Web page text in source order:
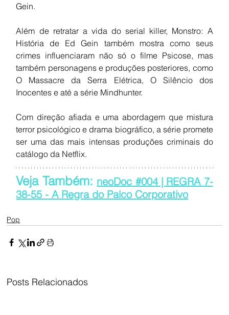
Gein.
Além de retratar a vida do serial killer, Monstro: A
História de Ed Gein também mostra como seus
crimes influenciaram não só o filme Psicose, mas
também personagens e produções posteriores, como
O Massacre da Serra Elétrica, O Silêncio dos
Inocentes e até a série Mindhunter.
Com direção afiada e uma abordagem que mistura
terror psicológico e drama biográfico, a série promete
ser uma das mais intensas produções criminais do
catálogo da Netflix.
Veja Também: neoDoc #004 | REGRA 7-
38-55 - A Regra do Palco Corporativo
Pop
Posts Relacionados